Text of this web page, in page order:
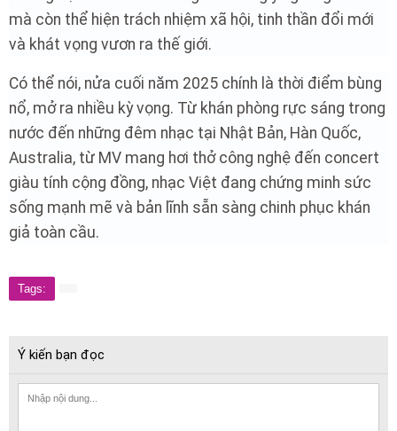
mà còn thể hiện trách nhiệm xã hội, tinh thần đổi mới
và khát vọng vươn ra thế giới.
Có thể nói, nửa cuối năm 2025 chính là thời điểm bùng
nổ, mở ra nhiều kỳ vọng. Từ khán phòng rực sáng trong
nước đến những đêm nhạc tại Nhật Bản, Hàn Quốc,
Australia, từ MV mang hơi thở công nghệ đến concert
giàu tính cộng đồng, nhạc Việt đang chứng minh sức
sống mạnh mẽ và bản lĩnh sẵn sàng chinh phục khán
giả toàn cầu.
Tags:
Ý kiến bạn đọc